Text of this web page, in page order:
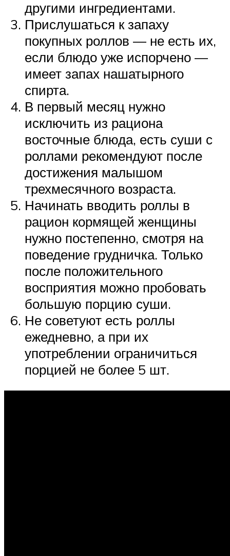
другими ингредиентами.
Прислушаться к запаху
покупных роллов — не есть их,
если блюдо уже испорчено —
имеет запах нашатырного
спирта.
В первый месяц нужно
исключить из рациона
восточные блюда, есть суши с
роллами рекомендуют после
достижения малышом
трехмесячного возраста.
Начинать вводить роллы в
рацион кормящей женщины
нужно постепенно, смотря на
поведение грудничка. Только
после положительного
восприятия можно пробовать
большую порцию суши.
Не советуют есть роллы
ежедневно, а при их
употреблении ограничиться
порцией не более 5 шт.